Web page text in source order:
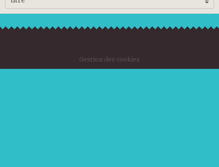
Gestion des cookies